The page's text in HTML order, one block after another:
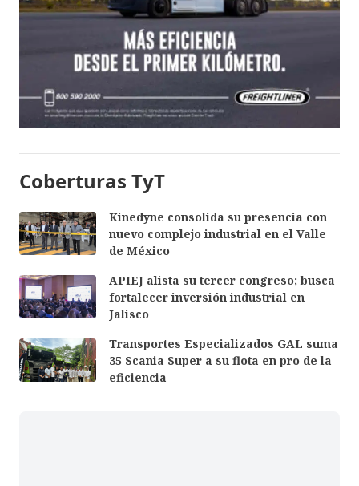
Coberturas TyT
Kinedyne consolida su presencia con
nuevo complejo industrial en el Valle
de México
APIEJ alista su tercer congreso; busca
fortalecer inversión industrial en
Jalisco
Transportes Especializados GAL suma
35 Scania Super a su flota en pro de la
eficiencia